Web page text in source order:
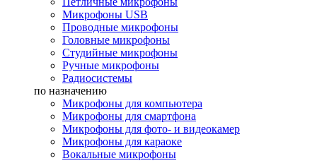
Микрофоны USB
Проводные микрофоны
Головные микрофоны
Студийные микрофоны
Ручные микрофоны
Радиосистемы
по назначению
Микрофоны для компьютера
Микрофоны для смартфона
Микрофоны для фото- и видеокамер
Микрофоны для караоке
Вокальные микрофоны